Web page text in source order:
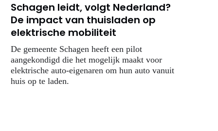
Schagen leidt, volgt Nederland?
De impact van thuisladen op
elektrische mobiliteit
De gemeente Schagen heeft een pilot
aangekondigd die het mogelijk maakt voor
elektrische auto-eigenaren om hun auto vanuit
huis op te laden.